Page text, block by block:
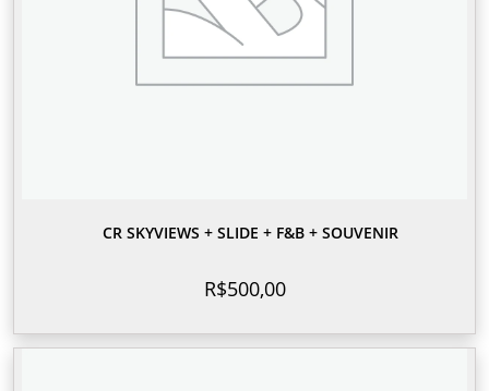
CR SKYVIEWS + SLIDE + F&B + SOUVENIR
R$500,00